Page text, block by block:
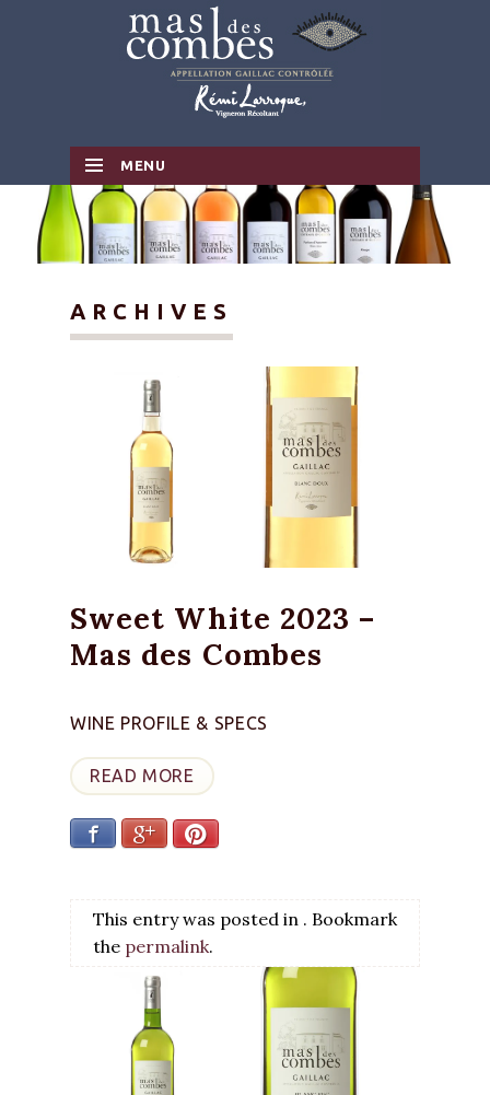
MENU
SKIP TO CONTENT
ARCHIVES
Sweet White 2023 –
Mas des Combes
WINE PROFILE & SPECS
READ MORE
FacebookGoogle+Pinterest
This entry was posted in . Bookmark
the permalink.